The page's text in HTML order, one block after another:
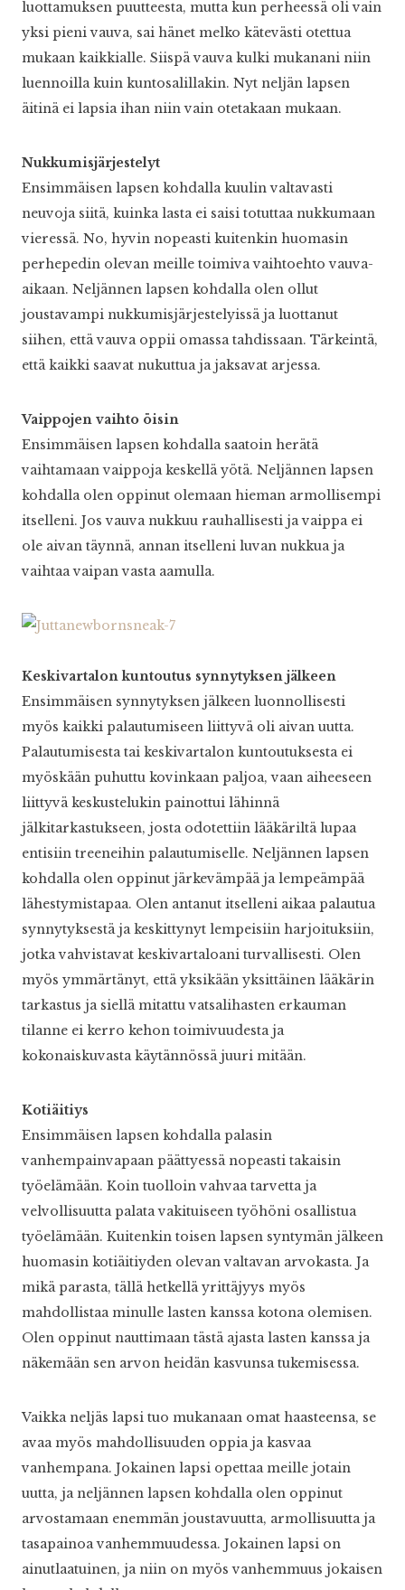
luottamuksen puutteesta, mutta kun perheessä oli vain
yksi pieni vauva, sai hänet melko kätevästi otettua
mukaan kaikkialle. Siispä vauva kulki mukanani niin
luennoilla kuin kuntosalillakin. Nyt neljän lapsen
äitinä ei lapsia ihan niin vain otetakaan mukaan.
Nukkumisjärjestelyt
Ensimmäisen lapsen kohdalla kuulin valtavasti
neuvoja siitä, kuinka lasta ei saisi totuttaa nukkumaan
vieressä. No, hyvin nopeasti kuitenkin huomasin
perhepedin olevan meille toimiva vaihtoehto vauva-
aikaan. Neljännen lapsen kohdalla olen ollut
joustavampi nukkumisjärjestelyissä ja luottanut
siihen, että vauva oppii omassa tahdissaan. Tärkeintä,
että kaikki saavat nukuttua ja jaksavat arjessa.
Vaippojen vaihto öisin
Ensimmäisen lapsen kohdalla saatoin herätä
vaihtamaan vaippoja keskellä yötä. Neljännen lapsen
kohdalla olen oppinut olemaan hieman armollisempi
itselleni. Jos vauva nukkuu rauhallisesti ja vaippa ei
ole aivan täynnä, annan itselleni luvan nukkua ja
vaihtaa vaipan vasta aamulla.
Keskivartalon kuntoutus synnytyksen jälkeen
Ensimmäisen synnytyksen jälkeen luonnollisesti
myös kaikki palautumiseen liittyvä oli aivan uutta.
Palautumisesta tai keskivartalon kuntoutuksesta ei
myöskään puhuttu kovinkaan paljoa, vaan aiheeseen
liittyvä keskustelukin painottui lähinnä
jälkitarkastukseen, josta odotettiin lääkäriltä lupaa
entisiin treeneihin palautumiselle. Neljännen lapsen
kohdalla olen oppinut järkevämpää ja lempeämpää
lähestymistapaa. Olen antanut itselleni aikaa palautua
synnytyksestä ja keskittynyt lempeisiin harjoituksiin,
jotka vahvistavat keskivartaloani turvallisesti. Olen
myös ymmärtänyt, että yksikään yksittäinen lääkärin
tarkastus ja siellä mitattu vatsalihasten erkauman
tilanne ei kerro kehon toimivuudesta ja
kokonaiskuvasta käytännössä juuri mitään.
Kotiäitiys
Ensimmäisen lapsen kohdalla palasin
vanhempainvapaan päättyessä nopeasti takaisin
työelämään. Koin tuolloin vahvaa tarvetta ja
velvollisuutta palata vakituiseen työhöni osallistua
työelämään. Kuitenkin toisen lapsen syntymän jälkeen
huomasin kotiäitiyden olevan valtavan arvokasta. Ja
mikä parasta, tällä hetkellä yrittäjyys myös
mahdollistaa minulle lasten kanssa kotona olemisen.
Olen oppinut nauttimaan tästä ajasta lasten kanssa ja
näkemään sen arvon heidän kasvunsa tukemisessa.
Vaikka neljäs lapsi tuo mukanaan omat haasteensa, se
avaa myös mahdollisuuden oppia ja kasvaa
vanhempana. Jokainen lapsi opettaa meille jotain
uutta, ja neljännen lapsen kohdalla olen oppinut
arvostamaan enemmän joustavuutta, armollisuutta ja
tasapainoa vanhemmuudessa. Jokainen lapsi on
ainutlaatuinen, ja niin on myös vanhemmuus jokaisen